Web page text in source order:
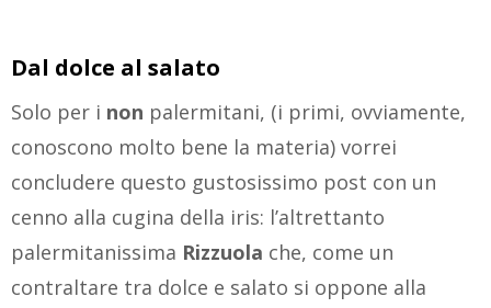
Dal dolce al salato
Solo per i non palermitani, (i primi, ovviamente,
conoscono molto bene la materia) vorrei
concludere questo gustosissimo post con un
cenno alla cugina della iris: l’altrettanto
palermitanissima Rizzuola che, come un
contraltare tra dolce e salato si oppone alla